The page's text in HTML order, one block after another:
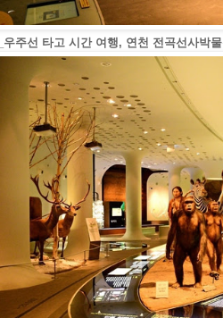
우주선 타고 시간 여행, 연천 전곡선사박